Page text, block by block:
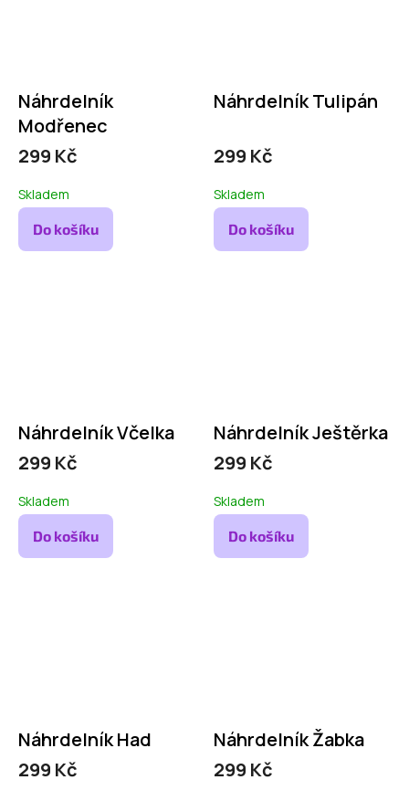
Náhrdelník
Modřenec
299 Kč
Skladem
Do košíku
Náhrdelník Tulipán
299 Kč
Skladem
Do košíku
Náhrdelník Včelka
299 Kč
Skladem
Do košíku
Náhrdelník Ještěrka
299 Kč
Skladem
Do košíku
Náhrdelník Had
299 Kč
Náhrdelník Žabka
299 Kč